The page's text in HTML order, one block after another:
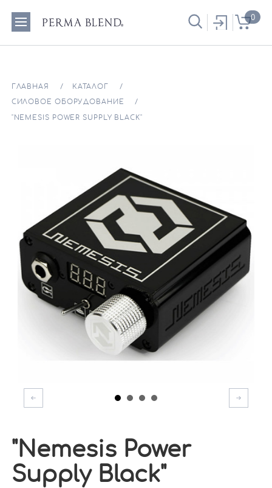
0
ГЛАВНАЯ КАТАЛОГ
СИЛОВОЕ ОБОРУДОВАНИЕ
"NEMESIS POWER SUPPLY BLACK"
"Nemesis Power
Supply Black"